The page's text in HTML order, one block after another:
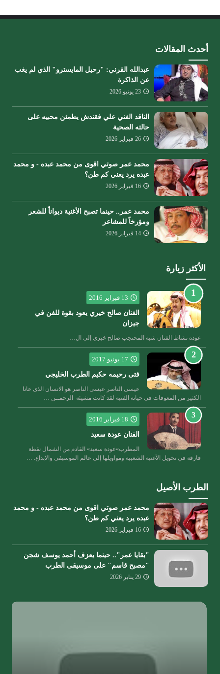
أحدث المقالات
عبدالله القرني: "رحيل المايسترو" الذي لم يغب
عن الذاكرة
23 يونيو 2026
الناقد الفني علي فقندش يطمئن محبيه على
حالته الصحية
26 فبراير 2026
محمد عمر صوتي اقوى من محمد عبده - و محمد
عبده يرد يعني كم طن؟
16 فبراير 2026
محمد عمر.. حينما تصبح الأغنية ديواناً للشعر
ومؤرخاً للمشاعر
14 فبراير 2026
الأكثر زيارة
13 فبراير 2016
الفنان صالح خيري يعود بقوة للفن في
جيزان
عودة نشاط الفنان شبه المحتجب صالح خيري إلى ال…
17 يونيو 2017
فتى رحيمه حكيم الطرب الخليجي
عيسى الناصر عيسى الناصر هو الانسان الذى عانا
الكثير من المعوقات فى حياتة الفنية لقد كانت مشيئة الرحمــن …
18 فبراير 2016
الفنان عودة سعيد
المطرب»عودة سعيد» القادم من الشمال نقطة
فارقة في تحويل الأغنية الشعبية ومواويلها إلى عالم الموسيقى والابداع. …
الطرب الأصيل
محمد عمر صوتي اقوى من محمد عبده - و محمد
عبده يرد يعني كم طن؟
16 فبراير 2026
"بقايا عمر".. حينما يعزف أحمد يوسف شجن
"مصبح قاسم" على موسيقى الطرب
29 يناير 2026